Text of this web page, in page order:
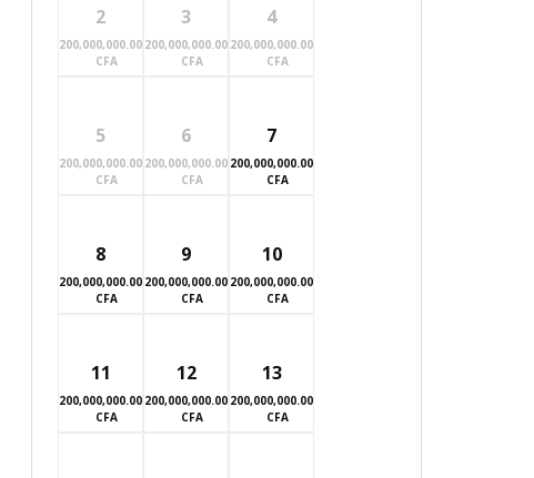
2
200,000,000.00
CFA
3
200,000,000.00
CFA
4
200,000,000.00
CFA
5
200,000,000.00
CFA
6
200,000,000.00
CFA
7
200,000,000.00
CFA
8
200,000,000.00
CFA
9
200,000,000.00
CFA
10
200,000,000.00
CFA
11
200,000,000.00
CFA
12
200,000,000.00
CFA
13
200,000,000.00
CFA